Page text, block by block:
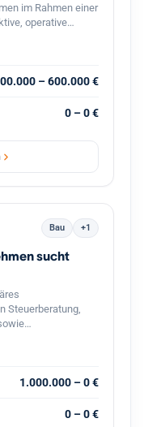
im Rahmen einer
operative
Beteiligung), die
– 600.000 €
0 – 0 €
Bau +1
sucht
Steuerberatung,
tätig ist. Es
steuer‑ und
Netzwerk von
1.000.000 – 0 €
0 – 0 €